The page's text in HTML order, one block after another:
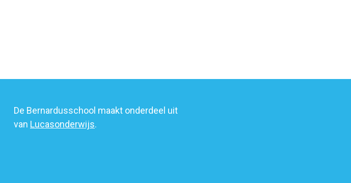
De Bernardusschool maakt onderdeel uit
van Lucasonderwijs.